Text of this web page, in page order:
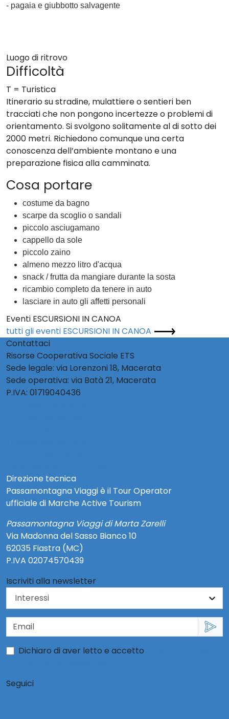
- pagaia e giubbotto salvagente
Luogo di ritrovo
Difficoltà
T = Turistica
Itinerario su stradine, mulattiere o sentieri ben
tracciati che non pongono incertezze o problemi di
orientamento. Si svolgono solitamente al di sotto dei
2000 metri. Richiedono comunque una certa
conoscenza dell’ambiente montano e una
preparazione fisica alla camminata.
Cosa portare
costume da bagno
scarpe da scoglio o sandali
piccolo asciugamano
cappello da sole
piccolo zaino
almeno mezzo litro d'acqua
snack / frutta da mangiare durante la sosta
ricambio completo da tenere in auto
lasciare in auto gli affetti personali
Eventi ESCURSIONI IN CANOA
tutti gli eventi ESCURSIONI IN CANOA
Contattaci
Risorse Cooperativa Sociale ETS
Sede legale: via Lorenzoni 18, Macerata
Sede operativa: via Batà 21, Macerata
P.IVA: 01719040436
Direzione tecnica
Passamontagna Viaggi è il Tour Operator
ufficiale di Marche Active Tourism
Passamontagna Viaggi di Marta Zarelli
Via Madonna del Sasso Bianco 10
62035 Fiastra (MC)
P.IVA 02074570439
Iscriviti alla newsletter
Dichiaro di aver letto e accetto
Seguici